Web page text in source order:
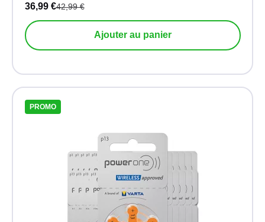
36,99 €42,99 €
Ajouter au panier
PROMO